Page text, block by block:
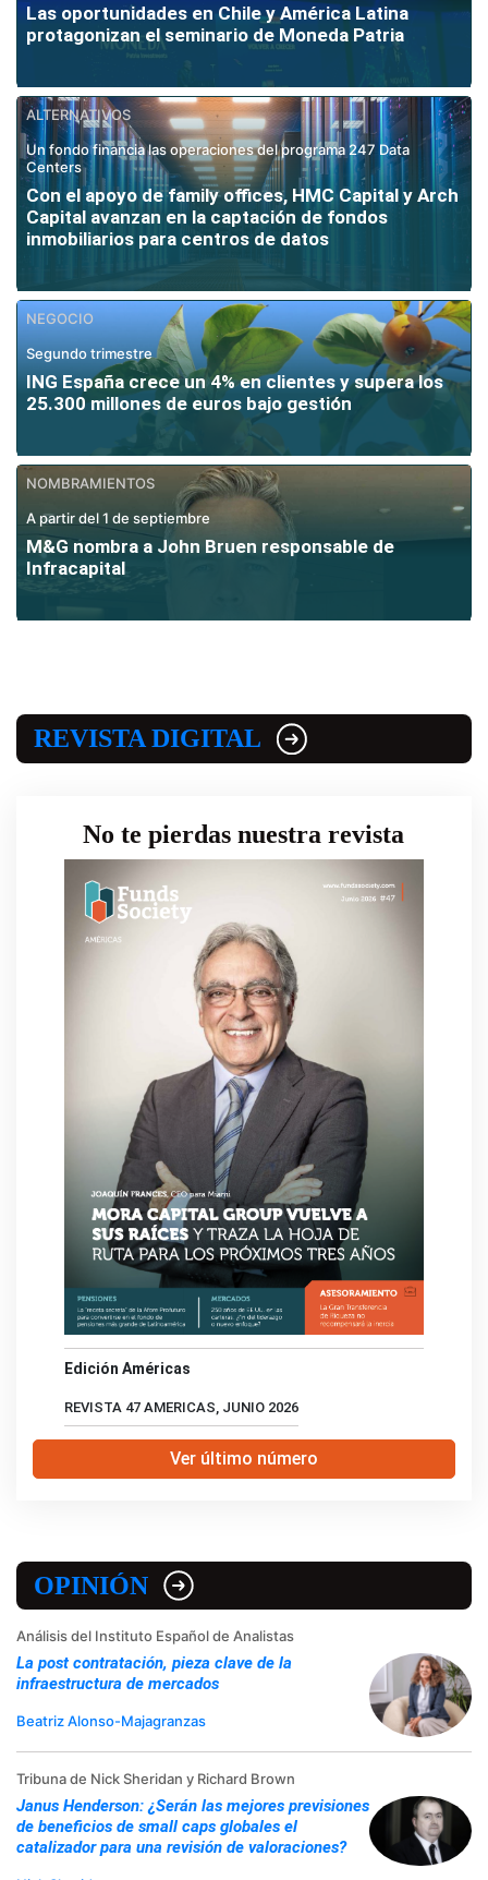
Las oportunidades en Chile y América Latina
protagonizan el seminario de Moneda Patria
ALTERNATIVOS
Un fondo financia las operaciones del programa 247 Data
Centers
Con el apoyo de family offices, HMC Capital y Arch
Capital avanzan en la captación de fondos
inmobiliarios para centros de datos
NEGOCIO
Segundo trimestre
ING España crece un 4% en clientes y supera los
25.300 millones de euros bajo gestión
NOMBRAMIENTOS
A partir del 1 de septiembre
M&G nombra a John Bruen responsable de
Infracapital
REVISTA DIGITAL
No te pierdas nuestra revista
Edición Américas
REVISTA 47 AMERICAS, JUNIO 2026
Ver último número
OPINIÓN
Análisis del Instituto Español de Analistas
La post contratación, pieza clave de la
infraestructura de mercados
Beatriz Alonso-Majagranzas
Tribuna de Nick Sheridan y Richard Brown
Janus Henderson: ¿Serán las mejores previsiones
de beneficios de small caps globales el
catalizador para una revisión de valoraciones?